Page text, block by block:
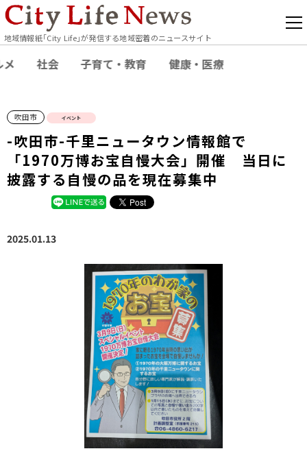
地域情報紙｢City Life｣が発信する地域密着のニュースサイト
メ 社会 子育て・教育 健康・医療
吹田市 イベント
-吹田市-千里ニュータウン情報館で
「1970万博お宝自慢大会」開催 当日に
披露する自慢の品を現在募集中
2025.01.13